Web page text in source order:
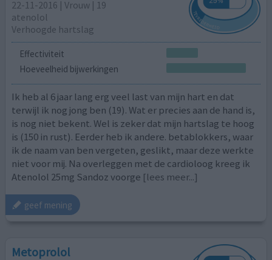
22-11-2016 | Vrouw | 19
atenolol
Verhoogde hartslag
Effectiviteit
Hoeveelheid bijwerkingen
Ik heb al 6 jaar lang erg veel last van mijn hart en dat
terwijl ik nog jong ben (19). Wat er precies aan de hand is,
is nog niet bekent. Wel is zeker dat mijn hartslag te hoog
is (150 in rust). Eerder heb ik andere. betablokkers, waar
ik de naam van ben vergeten, geslikt, maar deze werkte
niet voor mij. Na overleggen met de cardioloog kreeg ik
Atenolol 25mg Sandoz voorge [lees meer...]
geef mening
Metoprolol